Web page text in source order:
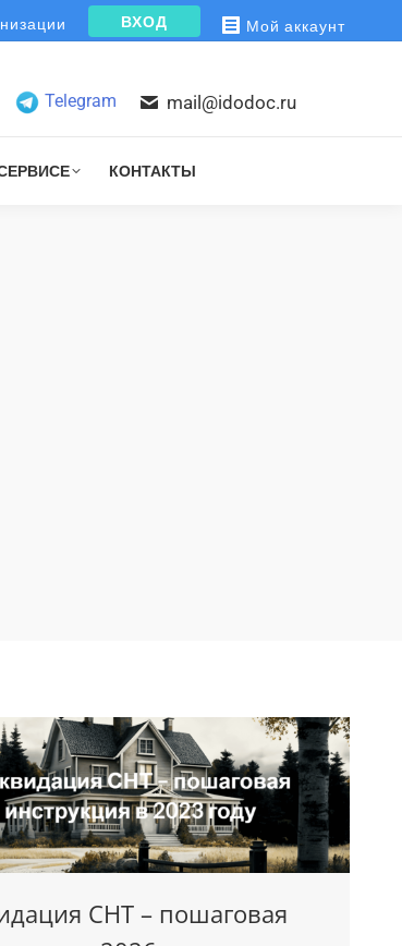
ВХОД Мой аккаунт
Telegram mail@idodoc.ru
КОНТАКТЫ
СНТ – пошаговая